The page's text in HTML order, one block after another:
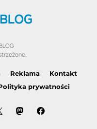
Reklama
Kontakt
prywatności